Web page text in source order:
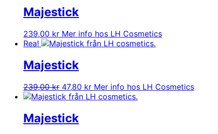
Majestick
239,00 kr Mer info hos LH Cosmetics
Rea!
Majestick
239,00kr Det
ursprungliga
var:
239,00 kr.
47,80 krDet
nuvarande
Mer info hos LH Cosmetics
Majestick